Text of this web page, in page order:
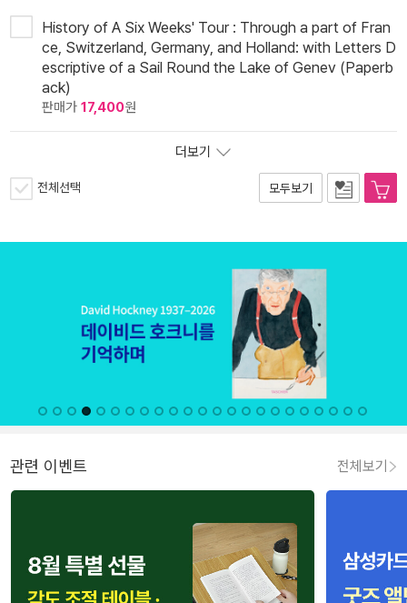
History of A Six Weeks' Tour : Through a part of Fran
ce, Switzerland, Germany, and Holland: with Letters D
escriptive of a Sail Round the Lake of Genev (Paperb
ack)
판매가 17,400원
더보기
전체선택 모두보기
관련 이벤트 전체보기